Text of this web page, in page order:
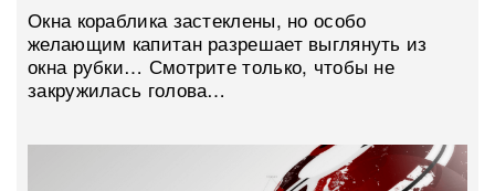
Окна кораблика застеклены, но особо
желающим капитан разрешает выглянуть из
окна рубки… Смотрите только, чтобы не
закружилась голова…